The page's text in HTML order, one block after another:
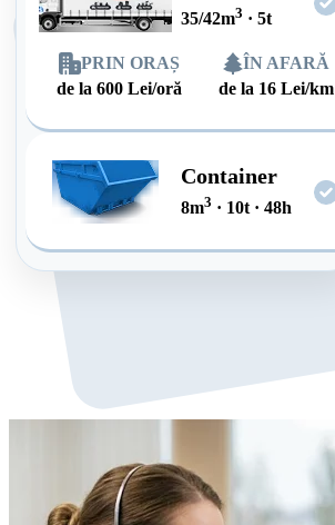
35/42m3 · 5t
PRIN ORAȘ
de la600 Lei/oră
ÎN AFARĂ
de la 16 Lei/km
Container
8m3 · 10t · 48h